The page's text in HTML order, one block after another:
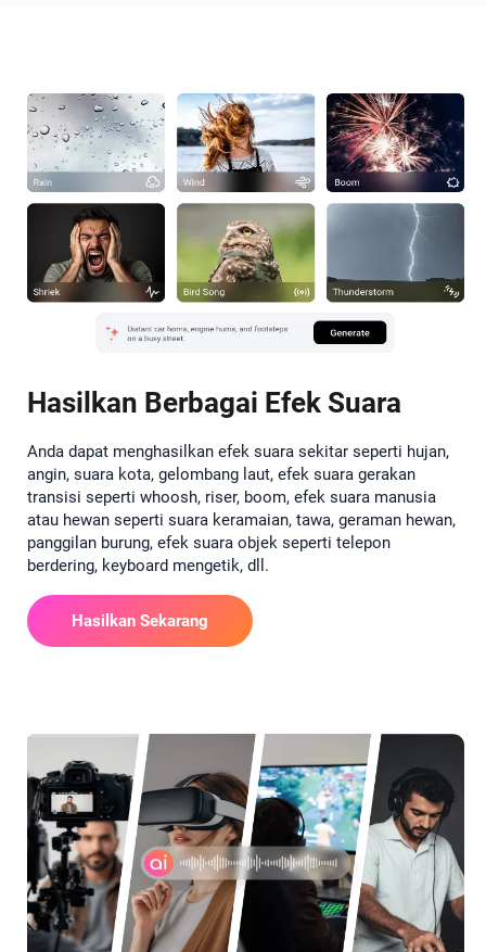
Hasilkan Berbagai Efek Suara
Anda dapat menghasilkan efek suara sekitar seperti hujan,
angin, suara kota, gelombang laut, efek suara gerakan
transisi seperti whoosh, riser, boom, efek suara manusia
atau hewan seperti suara keramaian, tawa, geraman hewan,
panggilan burung, efek suara objek seperti telepon
berdering, keyboard mengetik, dll.
Hasilkan Sekarang